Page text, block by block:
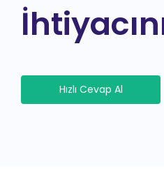
Hızlı Cevap Al